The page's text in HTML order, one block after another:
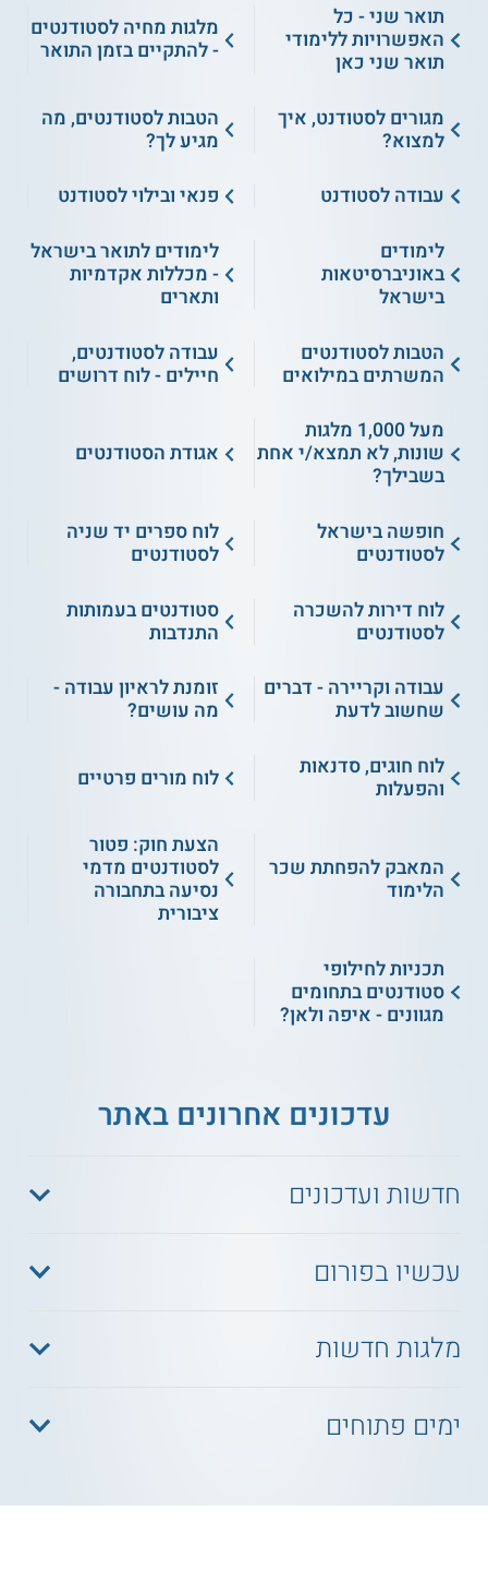
תואר שני - כל
האפשרויות ללימודי
תואר שני כאן
מלגות מחיה לסטודנטים
- להתקיים בזמן התואר
מגורים לסטודנט, איך
למצוא?
הטבות לסטודנטים, מה
מגיע לך?
עבודה לסטודנט
פנאי ובילוי לסטודנט
לימודים
באוניברסיטאות
בישראל
לימודים לתואר בישראל
- מכללות אקדמיות
ותארים
הטבות לסטודנטים
המשרתים במילואים
עבודה לסטודנטים,
חיילים - לוח דרושים
מעל 1,000 מלגות
שונות, לא תמצא/י אחת
בשבילך?
אגודת הסטודנטים
חופשה בישראל
לסטודנטים
לוח ספרים יד שניה
לסטודנטים
לוח דירות להשכרה
לסטודנטים
סטודנטים בעמותות
התנדבות
עבודה וקריירה - דברים
שחשוב לדעת
זומנת לראיון עבודה -
מה עושים?
לוח חוגים, סדנאות
והפעלות
לוח מורים פרטיים
המאבק להפחתת שכר
הלימוד
הצעת חוק: פטור
לסטודנטים מדמי
נסיעה בתחבורה
ציבורית
תכניות לחילופי
סטודנטים בתחומים
מגוונים - איפה ולאן?
עדכונים אחרונים באתר
חדשות ועדכונים
עכשיו בפורום
מלגות חדשות
ימים פתוחים